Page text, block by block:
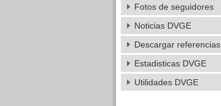
Fotos de seguidores
Noticias DVGE
Descargar referencias
Estadisticas DVGE
Utilidades DVGE